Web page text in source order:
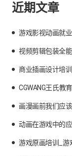
近期文章
游戏影视动画就
视频剪辑包装全
商业插画设计培
CGWANG王氏教
画漫画前我们应
动画在游戏中的
游戏原画培训_游